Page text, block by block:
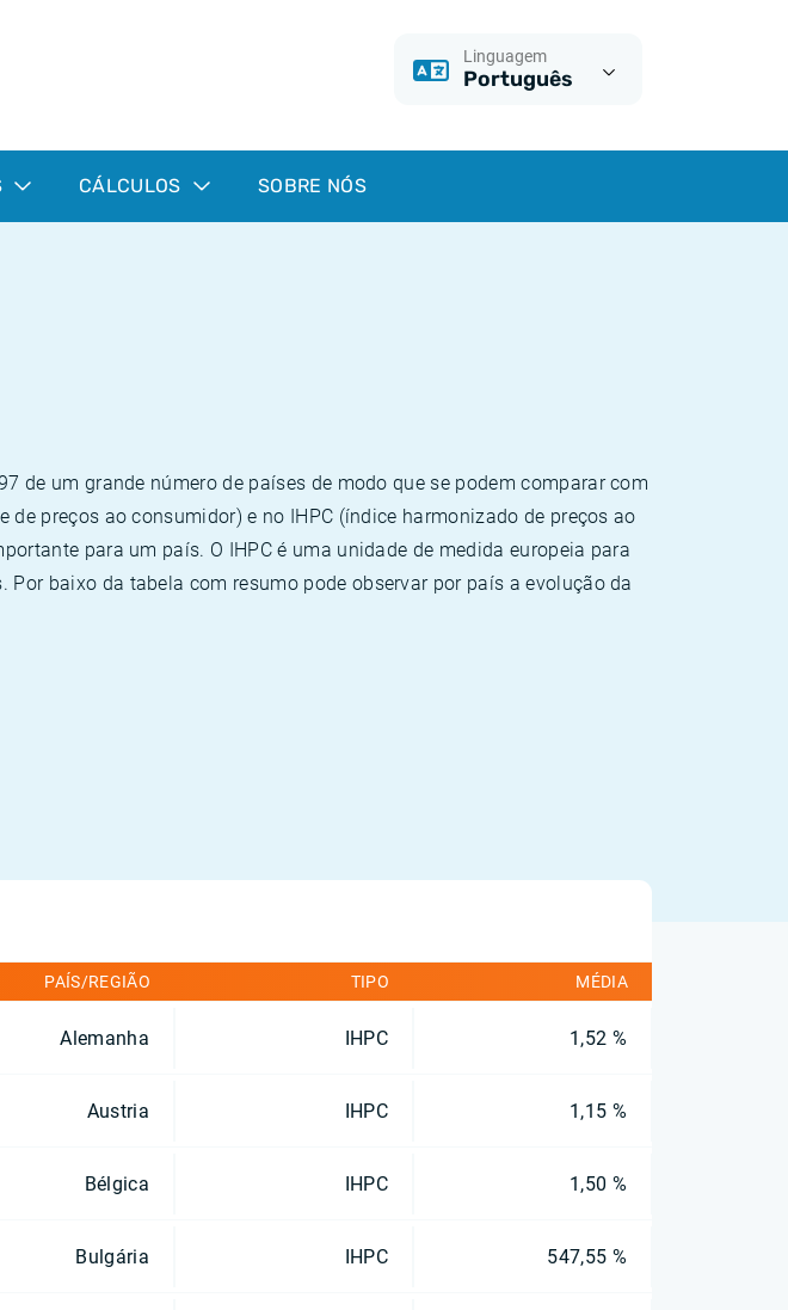
Linguagem
Português
CÁLCULOS SOBRE NÓS
de um grande número de países de modo que se podem comparar com
preços ao consumidor) e no IHPC (índice harmonizado de preços ao
para um país. O IHPC é uma unidade de medida europeia para
baixo da tabela com resumo pode observar por país a evolução da
PAÍS/REGIÃO TIPO MÉDIA
Alemanha IHPC 1,52 %
Austria IHPC 1,15 %
Bélgica IHPC 1,50 %
Bulgária IHPC 547,55 %